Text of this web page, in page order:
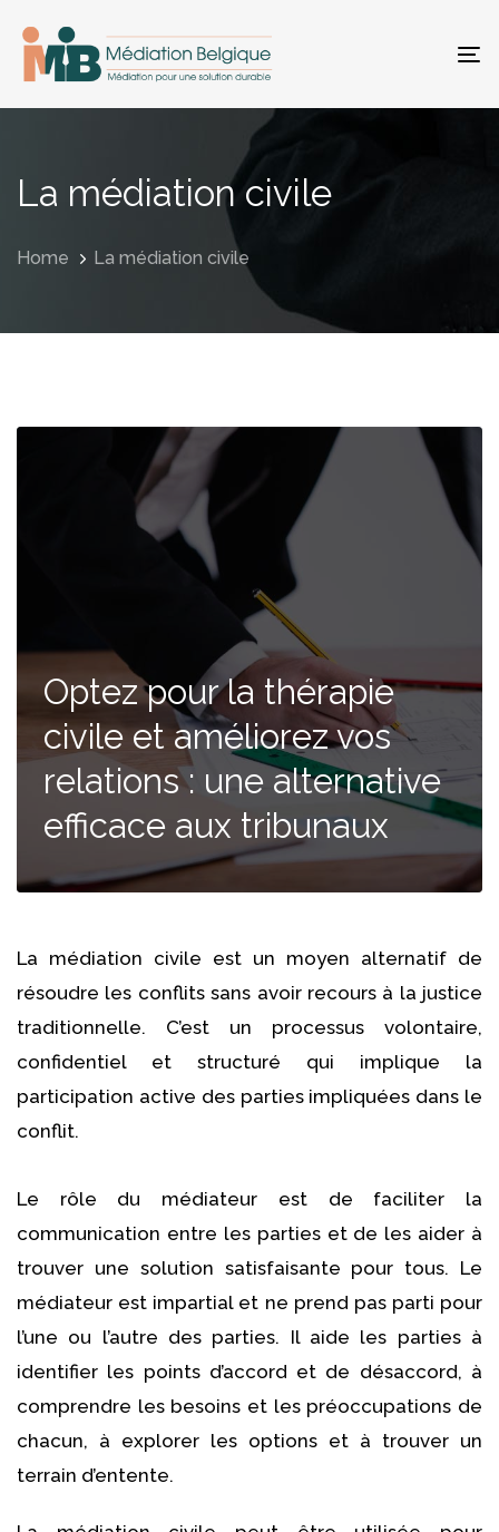
links
primary
La médiation civile
Home La médiation civile
Optez pour la thérapie
civile et améliorez vos
relations : une alternative
efficace aux tribunaux
La médiation civile est un moyen alternatif de
résoudre les conflits sans avoir recours à la justice
traditionnelle. C’est un processus volontaire,
confidentiel et structuré qui implique la
participation active des parties impliquées dans le
conflit.
Le rôle du médiateur est de faciliter la
communication entre les parties et de les aider à
trouver une solution satisfaisante pour tous. Le
médiateur est impartial et ne prend pas parti pour
l’une ou l’autre des parties. Il aide les parties à
identifier les points d’accord et de désaccord, à
comprendre les besoins et les préoccupations de
chacun, à explorer les options et à trouver un
terrain d’entente.